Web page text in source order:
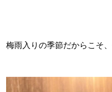
梅雨入りの季節だからこそ